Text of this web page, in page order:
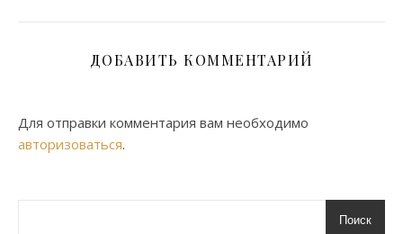
ДОБАВИТЬ КОММЕНТАРИЙ
Для отправки комментария вам необходимо
авторизоваться.
Поиск